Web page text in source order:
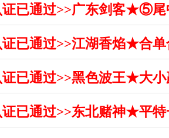
证已通过>>广东剑客★⑤
证已通过>>江湖香焰★合
证已通过>>黑色波王★大
证已通过>>东北赌神★平